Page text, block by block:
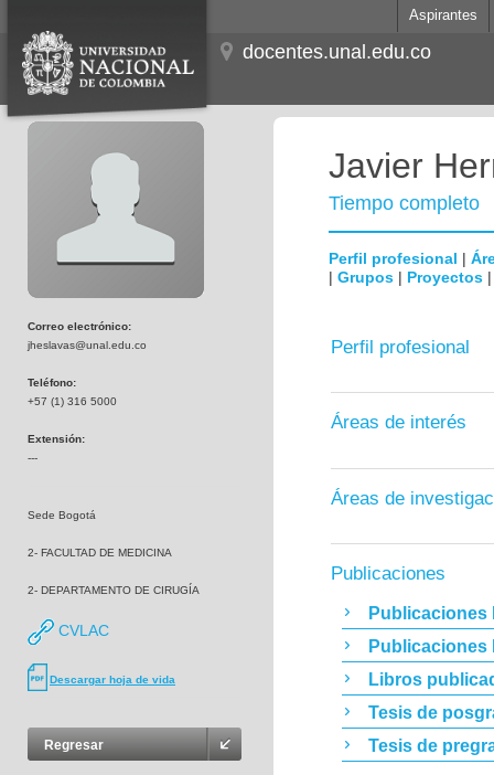
Aspirantes
docentes.unal.edu.co
Correo electrónico:
jheslavas@unal.edu.co
Teléfono:
+57 (1) 316 5000
Extensión:
---
Sede Bogotá
2- FACULTAD DE MEDICINA
2- DEPARTAMENTO DE CIRUGÍA
CVLAC
Descargar hoja de vida
Regresar
Javier
Tiempo completo
Perfil profesional |
| Grupos | Proyectos
Perfil profesional
Áreas de interés
Áreas de
Publicaciones
Publicaciones
Publicaciones
Libros
Tesis de
Tesis de